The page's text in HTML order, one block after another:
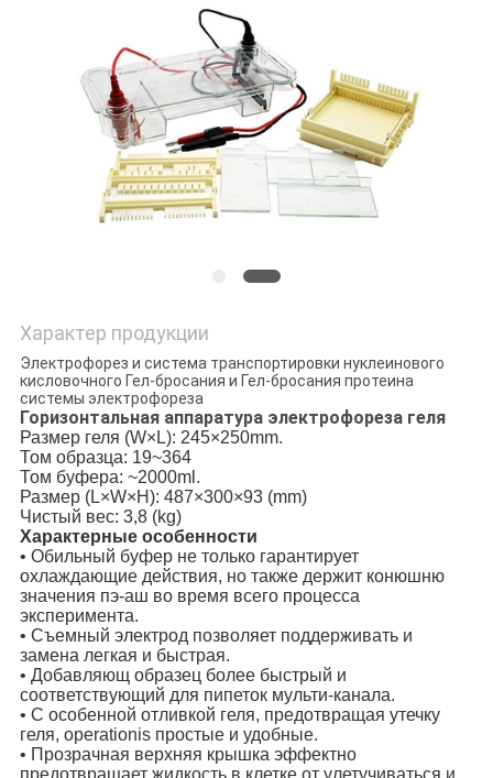
Характер продукции
Электрофорез и система транспортировки нуклеинового
кисловочного Гел-бросания и Гел-бросания протеина
системы электрофореза
Горизонтальная аппаратура электрофореза геля
Размер геля (W×L): 245×250mm.
Том образца: 19~364
Том буфера: ~2000ml.
Размер (L×W×H): 487×300×93 (mm)
Чистый вес: 3,8 (kg)
Характерные особенности
• Обильный буфер не только гарантирует
охлаждающие действия, но также держит конюшню
значения пэ-аш во время всего процесса
эксперимента.
• Съемный электрод позволяет поддерживать и
замена легкая и быстрая.
• Добавляющ образец более быстрый и
соответствующий для пипеток мульти-канала.
• С особенной отливкой геля, предотвращая утечку
геля, operationis простые и удобные.
• Прозрачная верхняя крышка эффектно